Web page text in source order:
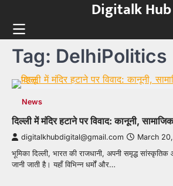
content
Digitalk Hub
Tag: DelhiPolitics
News
दिल्ली में मंदिर हटाने पर विवाद: कानूनी,
digitalkhubdigital@gmail.com March
भूमिका दिल्ली, भारत की राजधानी, अपनी समृद्ध सांस्कृतिक
जानी जाती है। यहाँ विभिन्न धर्मों और…